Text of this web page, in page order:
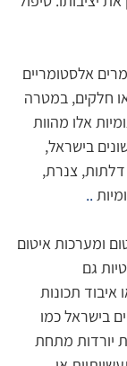
אלסטומריים
חלקים, במטרה
אלו מהוות
בישראל,
דלתות, צנרת,
..
ומערכות איטום
גם
תכונות
בישראל כמו
יורדות מתחת